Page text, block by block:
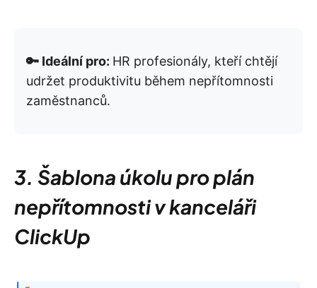
🔑 Ideální pro: HR profesionály, kteří chtějí
udržet produktivitu během nepřítomnosti
zaměstnanců.
3. Šablona úkolu pro plán
nepřítomnosti v kanceláři
ClickUp